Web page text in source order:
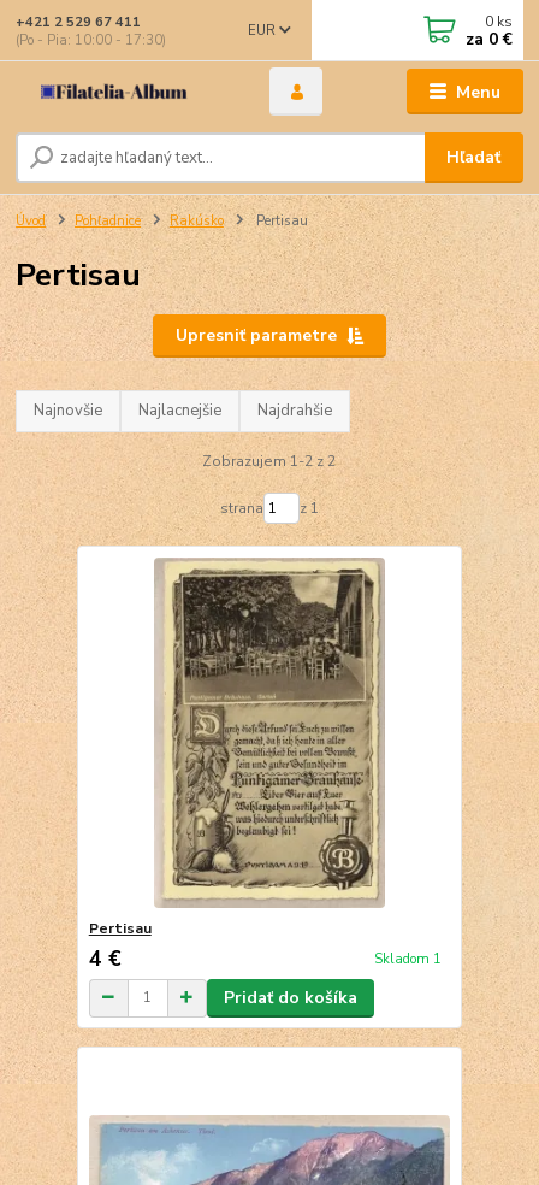
Menu
EUR
Hľadať
+421 2 529 67 411
(Po - Pia: 10:00 - 17:30)
0 ks
za 0 €
Úvod Pohľadnice Rakúsko Pertisau
Pertisau
Upresniť parametre
Najnovšie Najlacnejšie Najdrahšie
Zobrazujem 1-2 z 2
strana z 1
Pertisau
4 € Skladom 1
Pridať do košíka